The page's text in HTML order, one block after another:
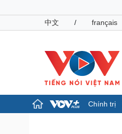
中文
/ français
Chính trị